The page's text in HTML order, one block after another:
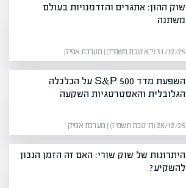
שוק ההון: אתגרים והזדמנויות בעולם
משתנה
31/12/25 (י״א טבת תשפ״ו) | מערכת אפיק
השפעת מדד S&P 500 על הכלכלה
הגלובלית והאסטרטגיות השקעה
28/12/25 (ח׳ טבת תשפ״ו) | מערכת אפיק
היתרונות של שוק שורי: האם זה הזמן הנכון
להשקיע?